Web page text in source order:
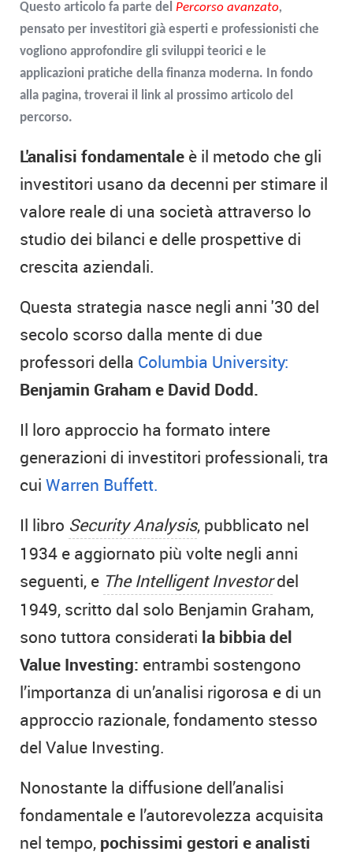
Questo articolo fa parte del Percorso avanzato,
pensato per investitori già esperti e professionisti che
vogliono approfondire gli sviluppi teorici e le
applicazioni pratiche della finanza moderna. In fondo
alla pagina, troverai il link al prossimo articolo del
percorso.
L'analisi fondamentale è il metodo che gli
investitori usano da decenni per stimare il
valore reale di una società attraverso lo
studio dei bilanci e delle prospettive di
crescita aziendali.
Questa strategia nasce negli anni '30 del
secolo scorso dalla mente di due
professori della Columbia University:
Benjamin Graham e David Dodd.
Il loro approccio ha formato intere
generazioni di investitori professionali, tra
cui Warren Buffett.
Il libro Security Analysis, pubblicato nel
1934 e aggiornato più volte negli anni
seguenti, e The Intelligent Investordel
1949, scritto dal solo Benjamin Graham,
sono tuttora considerati la bibbia del
Value Investing: entrambi sostengono
l’importanza di un’analisi rigorosa e di un
approccio razionale, fondamento stesso
del Value Investing.
Nonostante la diffusione dell’analisi
fondamentale e l’autorevolezza acquisita
nel tempo, pochissimi gestori e analisti